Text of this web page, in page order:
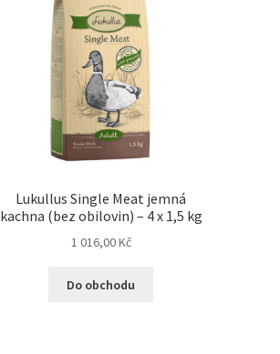
Lukullus Single Meat jemná
kachna (bez obilovin) – 4 x 1,5 kg
1 016,00Kč
Do obchodu